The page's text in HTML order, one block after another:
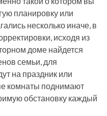
планировку или
несколько иначе, в
исходя из
доме найдется
семьи, для
на праздник или
комнаты поднимают
обстановку каждый